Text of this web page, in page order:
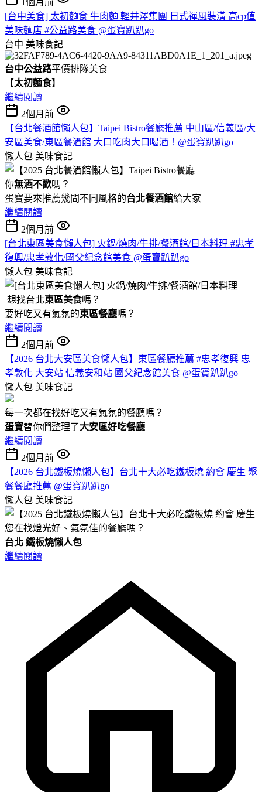
[台中美食] 太初麵食 牛肉麵 輕井澤集團 日式禪風裝潢 高cp值
美味麵店 #公益路美食 @蛋寶趴趴go
台中 美味食記
台中公益路平價排隊美食
【太初麵食】
繼續閱讀
2個月前
【台北餐酒館懶人包】Taipei Bistro餐廳推薦 中山區/信義區/大
安區美食/東區餐酒館 大口吃肉大口喝酒！@蛋寶趴趴go
懶人包 美味食記
你無酒不歡嗎？
蛋寶要來推薦幾間不同風格的台北餐酒館給大家
繼續閱讀
2個月前
[台北東區美食懶人包] 火鍋/燒肉/牛排/餐酒館/日本料理 #忠孝
復興/忠孝敦化/國父紀念館美食 @蛋寶趴趴go
懶人包 美味食記
想找台北東區美食嗎？
要好吃又有氣氛的東區餐廳嗎？
繼續閱讀
2個月前
【2026 台北大安區美食懶人包】東區餐廳推薦 #忠孝復興 忠
孝敦化 大安站 信義安和站 國父紀念館美食 @蛋寶趴趴go
懶人包 美味食記
每一次都在找好吃又有氣氛的餐廳嗎？
蛋寶替你們整理了大安區好吃餐廳
繼續閱讀
2個月前
【2026 台北鐵板燒懶人包】台北十大必吃鐵板燒 約會 慶生 聚
餐餐廳推薦 @蛋寶趴趴go
懶人包 美味食記
您在找燈光好、氣氛佳的餐廳嗎？
台北 鐵板燒懶人包
繼續閱讀